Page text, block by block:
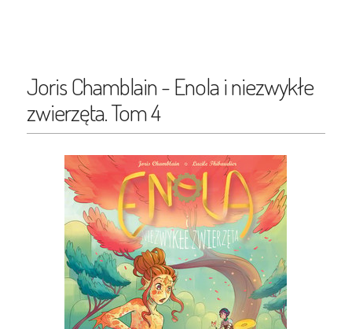
Joris Chamblain - Enola i niezwykłe
zwierzęta. Tom 4